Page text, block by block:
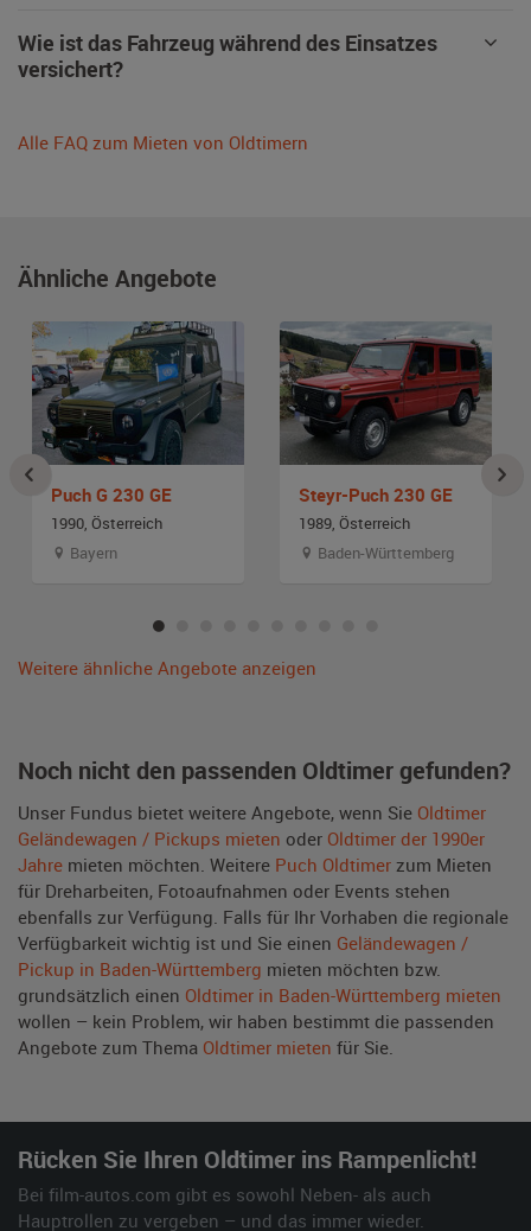
Wie ist das Fahrzeug während des Einsatzes
versichert?
Alle FAQ zum Mieten von Oldtimern
Ähnliche Angebote
Puch G 230 GE
1990, Österreich
Bayern
Steyr-Puch 230 GE
1989, Österreich
Baden-Württemberg
Weitere ähnliche Angebote anzeigen
Noch nicht den passenden Oldtimer gefunden?
Unser Fundus bietet weitere Angebote, wenn Sie Oldtimer
Geländewagen / Pickups mieten oder Oldtimer der 1990er
Jahre mieten möchten. Weitere Puch Oldtimer zum Mieten
für Dreharbeiten, Fotoaufnahmen oder Events stehen
ebenfalls zur Verfügung. Falls für Ihr Vorhaben die regionale
Verfügbarkeit wichtig ist und Sie einen Geländewagen /
Pickup in Baden-Württemberg mieten möchten bzw.
grundsätzlich einen Oldtimer in Baden-Württemberg mieten
wollen – kein Problem, wir haben bestimmt die passenden
Angebote zum Thema Oldtimer mieten für Sie.
Rücken Sie Ihren Oldtimer ins Rampenlicht!
Bei film-autos.com gibt es sowohl Neben- als auch
Hauptrollen zu vergeben – und das immer wieder.